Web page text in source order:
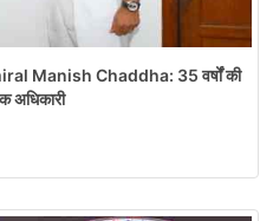
Manish Chaddha: 35 वर्षों की
अधिकारी